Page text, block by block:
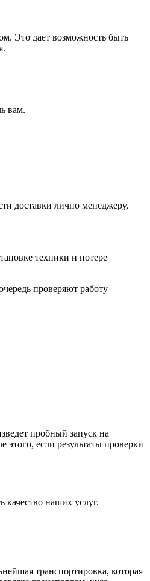
Это дает возможность быть
вам.
доставки лично менеджеру,
техники и потере
проверяют работу
пробный запуск на
если результаты проверки
наших услуг.
транспортировка, которая